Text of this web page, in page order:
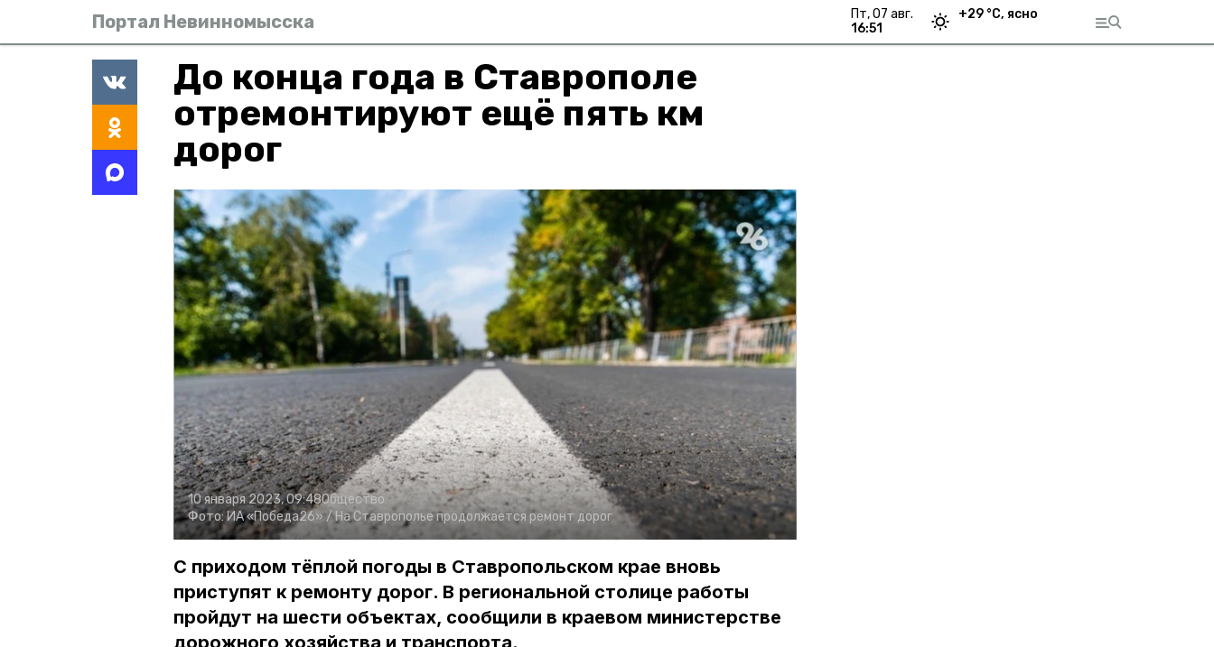
Портал Невинномысска
пт, 07 авг.
16:51
+29 °С, ясно
До конца года в Ставрополе
отремонтируют ещё пять км
дорог
10 января 2023, 09:48Общество
Фото:ИА «Победа26» /На Ставрополье продолжается ремонт дорог
С приходом тёплой погоды в Ставропольском крае вновь
приступят к ремонту дорог. В региональной столице работы
пройдут на шести объектах, сообщили в краевом министерстве
дорожного хозяйства и транспорта.